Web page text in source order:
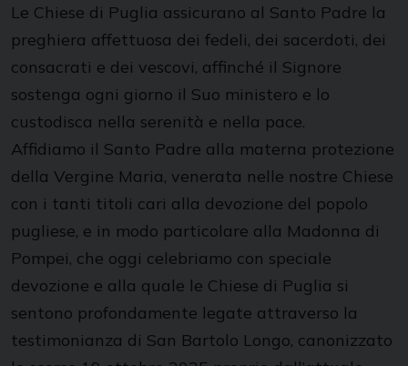
Le Chiese di Puglia assicurano al Santo Padre la
preghiera affettuosa dei fedeli, dei sacerdoti, dei
consacrati e dei vescovi, affinché il Signore
sostenga ogni giorno il Suo ministero e lo
custodisca nella serenità e nella pace.
Affidiamo il Santo Padre alla materna protezione
della Vergine Maria, venerata nelle nostre Chiese
con i tanti titoli cari alla devozione del popolo
pugliese, e in modo particolare alla Madonna di
Pompei, che oggi celebriamo con speciale
devozione e alla quale le Chiese di Puglia si
sentono profondamente legate attraverso la
testimonianza di San Bartolo Longo, canonizzato